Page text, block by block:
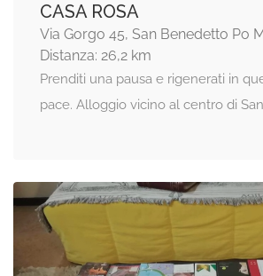
CASA ROSA
Via Gorgo 45, San Benedetto Po
Distanza: 26,2 km
Prenditi una pausa e rigenerati in
pace. Alloggio vicino al centro di San